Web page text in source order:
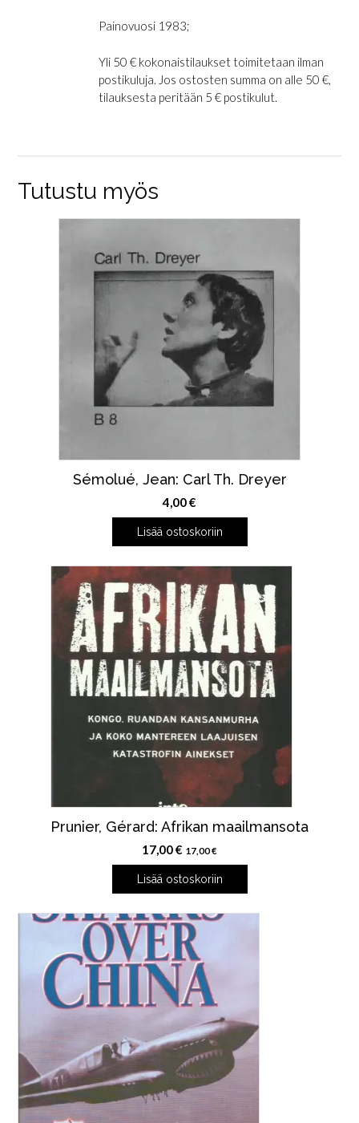
Painovuosi 1983;
Yli 50 € kokonaistilaukset toimitetaan ilman
postikuluja. Jos ostosten summa on alle 50 €,
tilauksesta peritään 5 € postikulut.
Tutustu myös
Sémolué, Jean: Carl Th. Dreyer
4,00€
Lisää ostoskoriin
Prunier, Gérard: Afrikan maailmansota
17,00€ 17,00€
Lisää ostoskoriin